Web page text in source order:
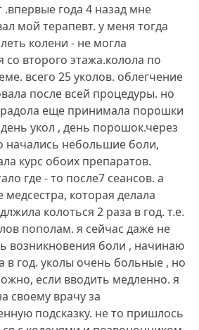
.впервые года 4 назад мне
мой терапевт. у меня тогда
колени - не могла
со второго этажа.колола по
всего 25 уколов. облегчение
после всей процедуры. но
еще принимала порошки
укол , день порошок.через
начались небольшие боли,
курс обоих препаратов.
где - то после7 сеансов. а
которая делала
колоться 2 раза в год. т.е.
пополам. я сейчас даже не
возникновения боли , начинаю
в год. уколы очень больные , но
если вводить медленно. я
своему врачу за
подсказку. не то пришлось